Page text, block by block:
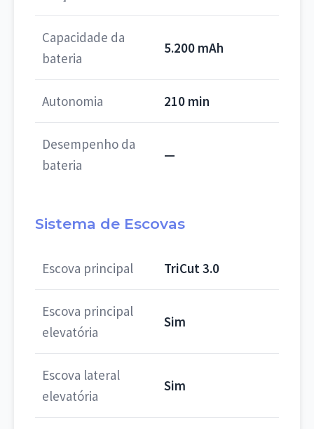
Capacidade da
bateria
5.200 mAh
Autonomia 210 min
Desempenho da
bateria
—
Sistema de Escovas
Escova principal TriCut 3.0
Escova principal
elevatória
Sim
Escova lateral
elevatória
Sim